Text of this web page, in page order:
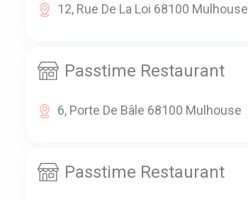
12, Rue De La Loi 68100 Mulhouse
Passtime Restaurant
6, Porte De Bâle 68100 Mulhouse
Passtime Restaurant